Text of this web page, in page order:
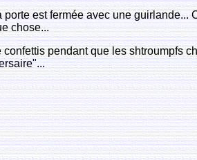
est fermée avec une guirlande...
chose...
pendant que les shtroumpfs